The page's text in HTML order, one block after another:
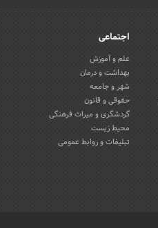
اجتماعی
علم و آموزش
بهداشت و درمان
شهر و جامعه
حقوقی و قانون
گردشگری و میراث فرهنگی
محیط زیست
تبلیغات و روابط عمومی